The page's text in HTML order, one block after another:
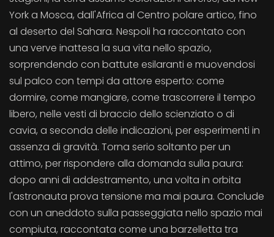
York a Mosca, dall'Africa al Centro polare artico, fino
al deserto del Sahara. Nespoli ha raccontato con
una verve inattesa la sua vita nello spazio,
sorprendendo con battute esilaranti e muovendosi
sul palco con tempi da attore esperto: come
dormire, come mangiare, come trascorrere il tempo
libero, nelle vesti di braccio dello scienziato o di
cavia, a seconda delle indicazioni, per esperimenti in
assenza di gravità. Torna serio soltanto per un
attimo, per rispondere alla domanda sulla paura:
dopo anni di addestramento, una volta in orbita
l'astronauta prova tensione ma mai paura. Conclude
con un aneddoto sulla passeggiata nello spazio mai
compiuta, raccontata come una barzelletta tra